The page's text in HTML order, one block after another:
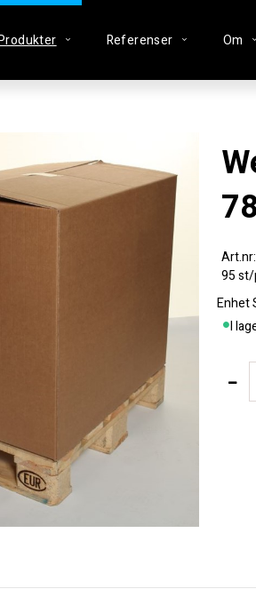
Referenser Om
Wellcontainer
95 st/
Enhet
I